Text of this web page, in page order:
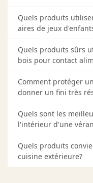
Quels produits
aires de jeux
Quels produits sûrs
bois pour contact
Comment protéger
donner un fini très
Quels sont les
l'intérieur d'une
Quels produits
cuisine extérieure?